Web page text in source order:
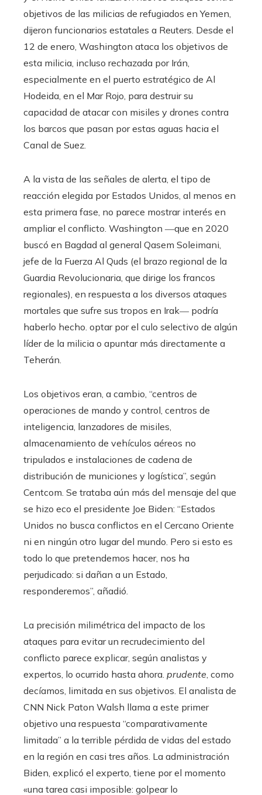
objetivos de las milicias de refugiados en Yemen,
dijeron funcionarios estatales a Reuters. Desde el
12 de enero, Washington ataca los objetivos de
esta milicia, incluso rechazada por Irán,
especialmente en el puerto estratégico de Al
Hodeida, en el Mar Rojo, para destruir su
capacidad de atacar con misiles y drones contra
los barcos que pasan por estas aguas hacia el
Canal de Suez.
A la vista de las señales de alerta, el tipo de
reacción elegida por Estados Unidos, al menos en
esta primera fase, no parece mostrar interés en
ampliar el conflicto. Washington ―que en 2020
buscó en Bagdad al general Qasem Soleimani,
jefe de la Fuerza Al Quds (el brazo regional de la
Guardia Revolucionaria, que dirige los francos
regionales), en respuesta a los diversos ataques
mortales que sufre sus tropos en Irak― podría
haberlo hecho. optar por el culo selectivo de algún
líder de la milicia o apuntar más directamente a
Teherán.
Los objetivos eran, a cambio, “centros de
operaciones de mando y control, centros de
inteligencia, lanzadores de misiles,
almacenamiento de vehículos aéreos no
tripulados e instalaciones de cadena de
distribución de municiones y logística”, según
Centcom. Se trataba aún más del mensaje del que
se hizo eco el presidente Joe Biden: “Estados
Unidos no busca conflictos en el Cercano Oriente
ni en ningún otro lugar del mundo. Pero si esto es
todo lo que pretendemos hacer, nos ha
perjudicado: si dañan a un Estado,
responderemos”, añadió.
La precisión milimétrica del impacto de los
ataques para evitar un recrudecimiento del
conflicto parece explicar, según analistas y
expertos, lo ocurrido hasta ahora. prudente, como
decíamos, limitada en sus objetivos. El analista de
CNN Nick Paton Walsh llama a este primer
objetivo una respuesta “comparativamente
limitada” a la terrible pérdida de vidas del estado
en la región en casi tres años. La administración
Biden, explicó el experto, tiene por el momento
«una tarea casi imposible: golpear lo